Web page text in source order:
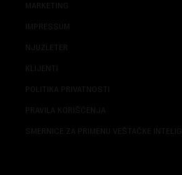
MARKETING
IMPRESSUM
NJUZLETER
KLIJENTI
POLITIKA PRIVATNOSTI
PRAVILA KORIŠĆENJA
SMERNICE ZA PRIMENU VEŠTAČKE